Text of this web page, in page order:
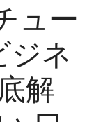
ュー
ジネ
解